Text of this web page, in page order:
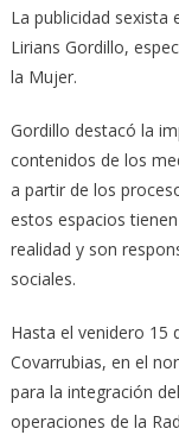
La publicidad sexista
Lirians Gordillo,
la Mujer.
Gordillo destacó la
contenidos de los
a partir de los
estos espacios
realidad y son
sociales.
Hasta el venidero 15
Covarrubias, en el
para la integración
operaciones de la